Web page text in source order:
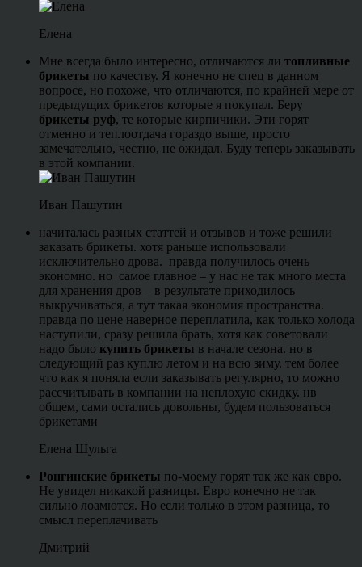
Елена
Мне всегда было интересно, отличаются ли топливные
брикеты по качеству. Я конечно не спец в данном
вопросе, но похоже, что отличаются, по крайней мере от
предыдущих брикетов которые я покупал. Беру
брикеты руф, те которые кирпичики. Эти горят
отменно и теплоотдача гораздо выше, просто
замечательно, честно, не ожидал. Буду теперь заказывать
в этой компании.
Иван Пашутин
начиталась разных статтей и отзывов и тоже решили
заказать брикеты. хотя раньше использовали
исключительно дрова. правда получилось очень
экономно. но самое главное – у нас не так много места
для хранения дров – в результате приходилось
выкручиваться, а тут такая экономия пространства.
правда по цене наверное переплатила, как только холода
наступили, сразу решила брать, хотя как советовали
надо было купить брикеты в начале сезона. но в
следующий раз куплю летом и на всю зиму. тем более
что как я поняла если заказывать регулярно, то можно
рассчитывать в компании на неплохую скидку. нв
общем, сами остались довольны, будем пользоваться
брикетами
Елена Шульга
Ронгинские брикеты по-моему горят так же как евро.
Не увидел никакой разницы. Евро конечно не так
сильно лоамются. Но если только в этом разница, то
смысл переплачивать
Дмитрий